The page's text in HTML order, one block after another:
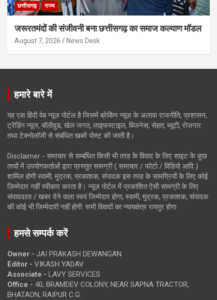
छत्तीसगढ़ राज्य
जरूरतमंदों की संजीवनी बना छत्तीसगढ़ का समाज कल्याण मॉडल
August 7, 2026 News Desk
हमारे बारे में
यह एक हिंदी वेब न्यूज़ पोर्टल है जिसमें ब्रेकिंग न्यूज़ के अलावा राजनीति, प्रशासन,
ट्रेंडिंग न्यूज, बॉलीवुड, खेल जगत, लाइफस्टाइल, बिजनेस, सेहत, ब्यूटी, रोजगार
तथा टेक्नोलॉजी से संबंधित खबरें पोस्ट की जाती है।
Disclaimer - समाचार से सम्बंधित किसी भी तरह के विवाद के लिए साइट के कुछ
तत्वों में उपयोगकर्ताओं द्वारा प्रस्तुत सामग्री ( समाचार / फोटो / विडियो आदि )
शामिल होगी स्वामी, मुद्रक, प्रकाशक, संपादक इस तरह के सामग्रियों के लिए कोई
ज़िम्मेदार नहीं स्वीकार करता है। न्यूज़ पोर्टल में प्रकाशित ऐसी सामग्री के लिए
संवाददाता / खबर देने वाला स्वयं जिम्मेदार होगा, स्वामी, मुद्रक, प्रकाशक, संपादक
की कोई भी जिम्मेदारी नहीं होगी. सभी विवादों का न्यायक्षेत्र रायपुर होगा
हमसे सम्पर्क करें
Owner - JAI PRAKASH DEWANGAN
Editor - VIKASH YADAV
Associate - LAVY SERVICES
Office - 40, BRAMDEV COLONY, NEAR SAPNA TRACTOR,
BHATAON, RAIPUR C.G.